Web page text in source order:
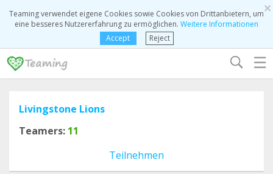
×
Teaming verwendet eigene Cookies sowie Cookies von Drittanbietern, um
eine besseres Nutzererfahrung zu ermöglichen. Weitere Informationen
Accept
Reject
☰
Livingstone Lions
Teamers: 11
Teilnehmen